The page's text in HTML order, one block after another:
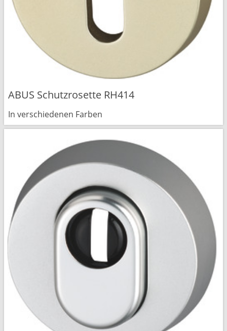
ABUS Schutzrosette RH414
In verschiedenen Farben